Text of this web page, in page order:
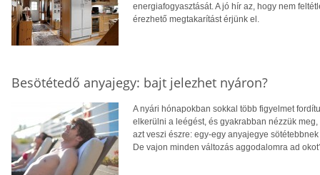
energiafogyasztását. A jó hír az, hogy nem
érezhető megtakarítást érjünk el.
Besötétedő anyajegy: bajt jelezhet nyáron?
A nyári hónapokban sokkal több figyelmet
elkerülni a leégést, és gyakrabban nézzük
azt veszi észre: egy-egy anyajegye
De vajon minden változás aggodalomra ad